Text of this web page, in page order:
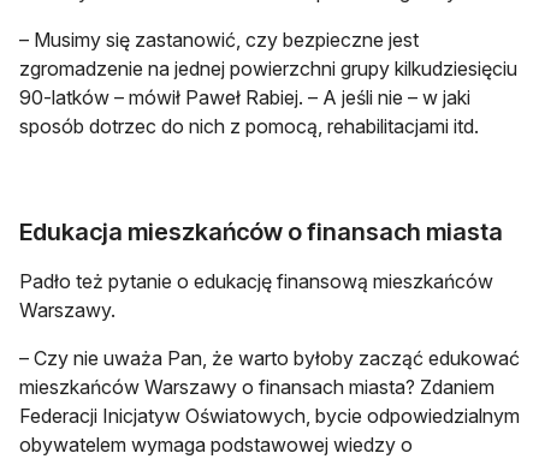
– Musimy się zastanowić, czy bezpieczne jest
zgromadzenie na jednej powierzchni grupy kilkudziesięciu
90-latków – mówił Paweł Rabiej. – A jeśli nie – w jaki
sposób dotrzec do nich z pomocą, rehabilitacjami itd.
Edukacja mieszkańców o finansach miasta
Padło też pytanie o edukację finansową mieszkańców
Warszawy.
– Czy nie uważa Pan, że warto byłoby zacząć edukować
mieszkańców Warszawy o finansach miasta? Zdaniem
Federacji Inicjatyw Oświatowych, bycie odpowiedzialnym
obywatelem wymaga podstawowej wiedzy o